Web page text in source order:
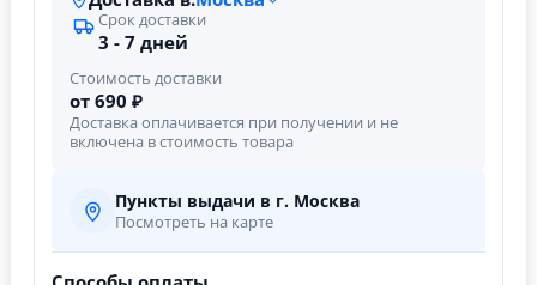
Срок доставки
3 - 7 дней
Стоимость доставки
от 690 ₽
Доставка оплачивается при получении и не
включена в стоимость товара
Пункты выдачи в г. Москва
Посмотреть на карте